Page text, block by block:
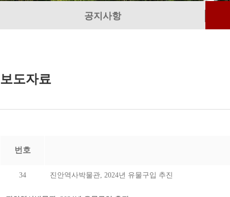
공지사항
보도자료
번호
34 진안역사박물관, 2024년 유물구입 추진